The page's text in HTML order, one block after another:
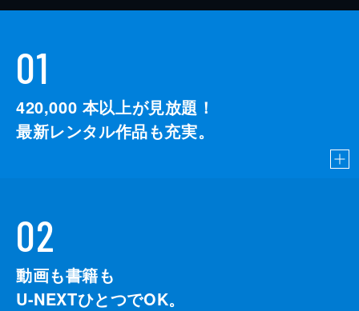
01
420,000 本以上が見放題！
最新レンタル作品も充実。
02
動画も書籍も
U-NEXTひとつでOK。